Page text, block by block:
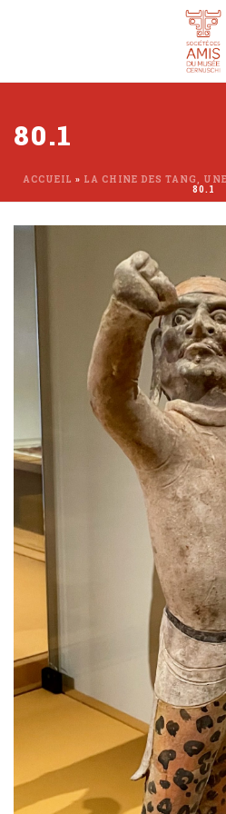
80.1
ACCUEIL » LA CHINE DES TANG,
80.1